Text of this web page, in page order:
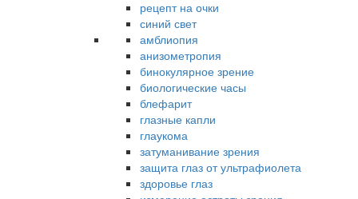
рецепт на очки
синий свет
амблиопия
анизометропия
бинокулярное зрение
биологические часы
блефарит
глазные капли
глаукома
затуманивание зрения
защита глаз от ультрафиолета
здоровье глаз